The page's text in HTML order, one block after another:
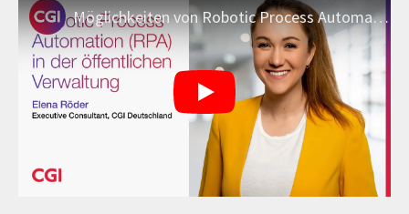
Möglichkeiten von Robotic Process Automation (RPA) in der öffentlichen Verwaltung | CGI